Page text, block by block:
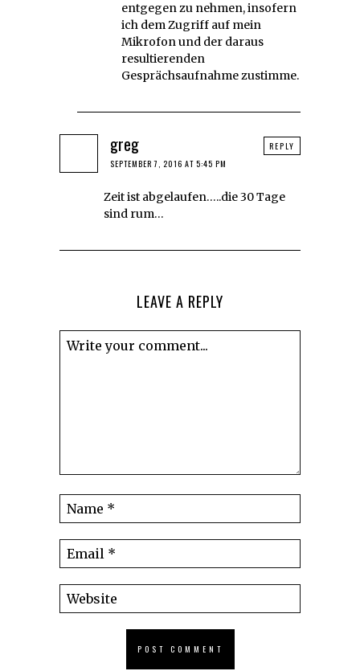
entgegen zu nehmen, insofern
ich dem Zugriff auf mein
Mikrofon und der daraus
resultierenden
Gesprächsaufnahme zustimme.
greg
SEPTEMBER 7, 2016 AT 5:45 PM
Zeit ist abgelaufen…..die 30 Tage
sind rum…
REPLY
LEAVE A REPLY